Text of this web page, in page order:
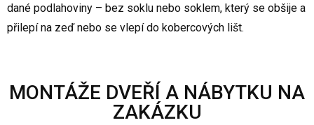
dané podlahoviny – bez soklu nebo soklem, který se obšije a
přilepí na zeď nebo se vlepí do kobercových lišt.
MONTÁŽE DVEŘÍ A NÁBYTKU NA
ZAKÁZKU